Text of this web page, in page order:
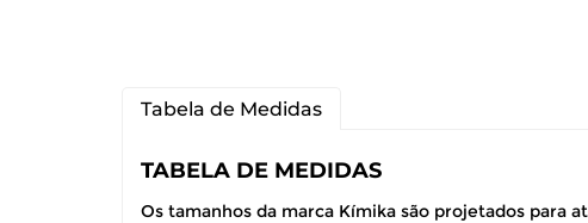
Tabela de Medidas
TABELA DE MEDIDAS
Os tamanhos da marca Kímika são projetados para